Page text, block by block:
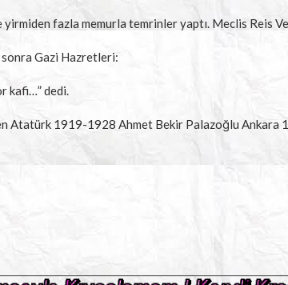
fazla memurla temrinler yaptı. Meclis Reis
Gazi Hazretleri:
kafi…” dedi.
Atatürk 1919-1928 Ahmet Bekir Palazoğlu Ankara